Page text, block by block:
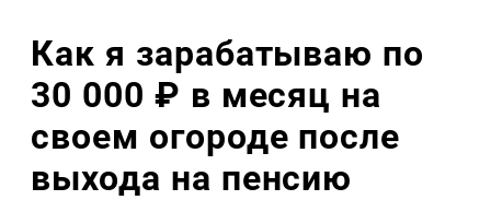
Как я зарабатываю по
30 000 ₽ в месяц на
своем огороде после
выхода на пенсию